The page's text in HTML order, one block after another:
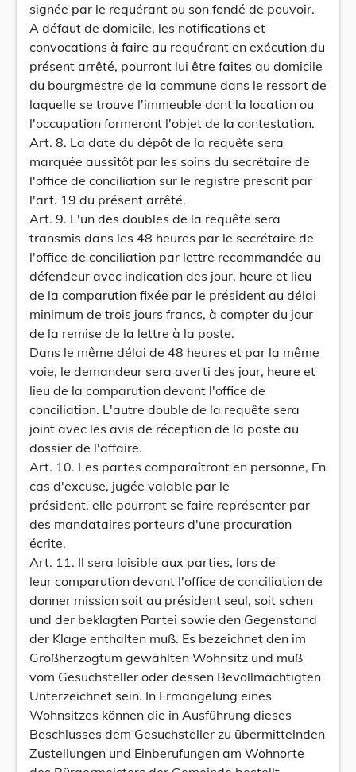
signée par le requérant ou son fondé de pouvoir.
A défaut de domicile, les notifications et
convocations à faire au requérant en exécution du
présent arrêté, pourront lui être faites au domicile
du bourgmestre de la commune dans le ressort de
laquelle se trouve l'immeuble dont la location ou
l'occupation formeront l'objet de la contestation.
Art. 8. La date du dépôt de la requête sera
marquée aussitôt par les soins du secrétaire de
l'office de conciliation sur le registre prescrit par
l'art. 19 du présent arrêté.
Art. 9. L'un des doubles de la requête sera
transmis dans les 48 heures par le secrétaire de
l'office de conciliation par lettre recommandée au
défendeur avec indication des jour, heure et lieu
de la comparution fixée par le président au délai
minimum de trois jours francs, à compter du jour
de la remise de la lettre à la poste.
Dans le même délai de 48 heures et par la même
voie, le demandeur sera averti des jour, heure et
lieu de la comparution devant l'office de
conciliation. L'autre double de la requête sera
joint avec les avis de réception de la poste au
dossier de l'affaire.
Art. 10. Les partes comparaîtront en personne, En
cas d'excuse, jugée valable par le
président, elle pourront se faire représenter par
des mandataires porteurs d'une procuration
écrite.
Art. 11. Il sera loisible aux parties, lors de
leur comparution devant l'office de conciliation de
donner mission soit au président seul, soit schen
und der beklagten Partei sowie den Gegenstand
der Klage enthalten muß. Es bezeichnet den im
Großherzogtum gewählten Wohnsitz und muß
vom Gesuchsteller oder dessen Bevollmächtigten
Unterzeichnet sein. In Ermangelung eines
Wohnsitzes können die in Ausführung dieses
Beschlusses dem Gesuchsteller zu übermittelnden
Zustellungen und Einberufungen am Wohnorte